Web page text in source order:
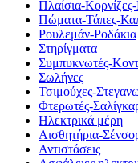
Πλαίσια-
Πώματα-Τάπες-
Ρουλεμάν-Ροδάκια
Στηρίγματα
Συμπυκνωτές-
Σωλήνες
Τσιμούχες-
Φτερωτές-
Ηλεκτρικά μέρη
Αισθητήρια-
Αντιστάσεις